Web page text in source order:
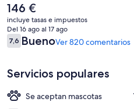
El
precio
actual
es
de
146 €
incluye tasas e impuestos
Del 16 ago al 17 ago
Comentarios
7,67,6 de 10
BuenoVer 820 comentarios
Servicios populares
Se aceptan mascotas